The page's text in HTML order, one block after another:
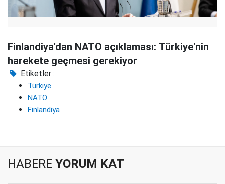
Finlandiya'dan NATO açıklaması: Türkiye'nin
harekete geçmesi gerekiyor
Etiketler :
Türkiye
NATO
Finlandiya
HABERE YORUM KAT